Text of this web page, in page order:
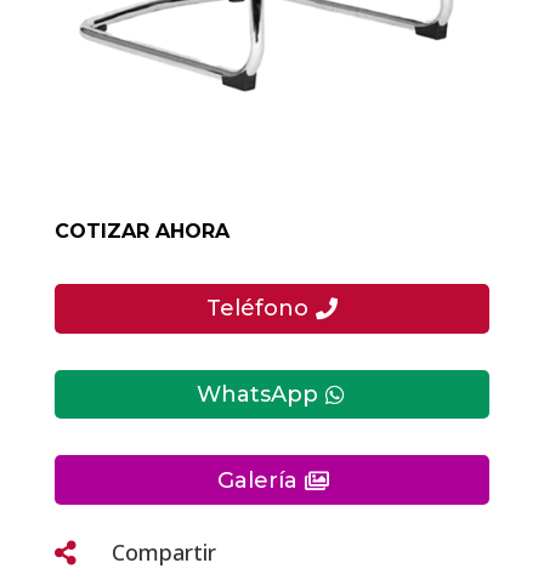
COTIZAR AHORA
Teléfono
WhatsApp
Galería
 Compartir